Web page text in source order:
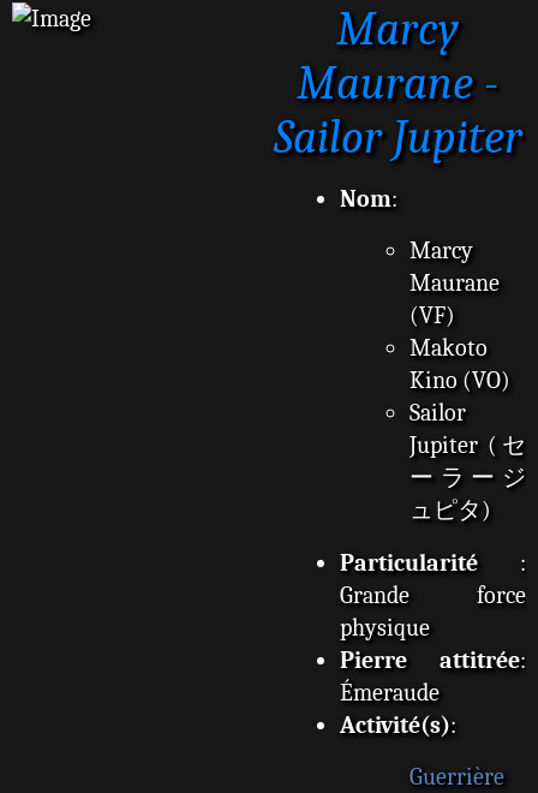
s
Marcy
Maurane -
Sailor Jupiter
Nom:
Marcy
Maurane
(VF)
Makoto
Kino (VO)
Sailor
Jupiter (セ
ーラージ
ュピタ)
Particularité :
Grande force
physique
Pierre attitrée:
Émeraude
Activité(s):
Guerrière